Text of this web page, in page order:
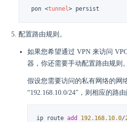
pon <tunnel> persist
配置路由规则。
如果您希望通过 VPN 来访问
器，你还需要手动配置路由规则。
假设您需要访问的私有网络的网
“192.168.10.0/24”，则相应的路由
ip route add 192.168.10.0/